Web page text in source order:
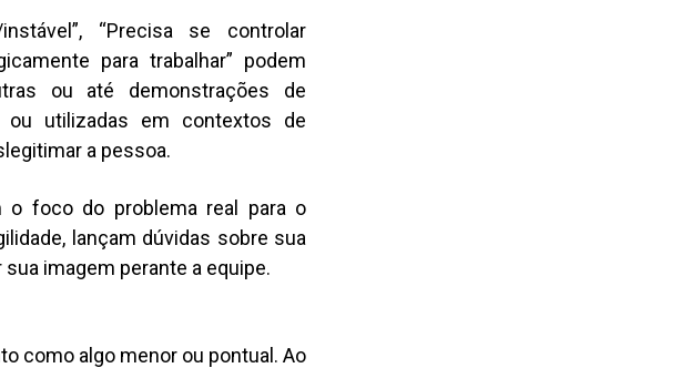
“Precisa se controlar
para trabalhar” podem
ou até demonstrações de
ou utilizadas em contextos de
a pessoa.
o foco do problema real para o
lançam dúvidas sobre sua
imagem perante a equipe.
como algo menor ou pontual. Ao